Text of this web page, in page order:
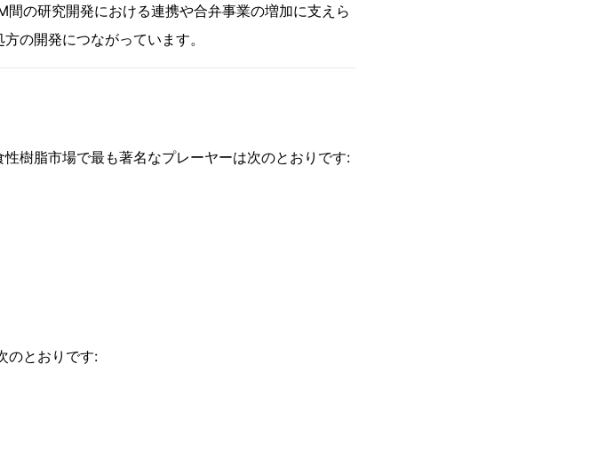
の研究開発における連携や合弁事業の増加に支えら
の開発につながっています。
樹脂市場で最も著名なプレーヤーは次のとおりです:
のとおりです: